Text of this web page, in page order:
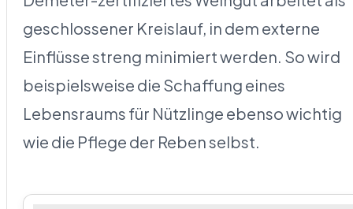
geschlossener Kreislauf, in dem externe
Einflüsse streng minimiert werden. So wird
beispielsweise die Schaffung eines
Lebensraums für Nützlinge ebenso wichtig
wie die Pflege der Reben selbst.